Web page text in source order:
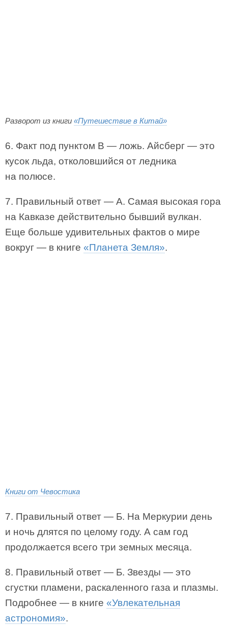
Разворот из книги «Путешествие в Китай»
6. Факт под пунктом В — ложь. Айсберг — это
кусок льда, отколовшийся от ледника
на полюсе.
7. Правильный ответ — А. Самая высокая гора
на Кавказе действительно бывший вулкан.
Еще больше удивительных фактов о мире
вокруг — в книге «Планета Земля».
Книги от Чевостика
7. Правильный ответ — Б. На Меркурии день
и ночь длятся по целому году. А сам год
продолжается всего три земных месяца.
8. Правильный ответ — Б. Звезды — это
сгустки пламени, раскаленного газа и плазмы.
Подробнее — в книге «Увлекательная
астрономия».